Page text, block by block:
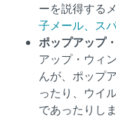
ーを説得する
子メール、ス
ポップアップ
アップ・ウィ
んが、ポップ
ったり、ウイ
であったりし